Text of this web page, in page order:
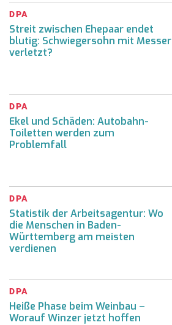
DPA
Streit zwischen Ehepaar endet
blutig: Schwiegersohn mit Messer
verletzt?
DPA
Ekel und Schäden: Autobahn-
Toiletten werden zum
Problemfall
DPA
Statistik der Arbeitsagentur: Wo
die Menschen in Baden-
Württemberg am meisten
verdienen
DPA
Heiße Phase beim Weinbau –
Worauf Winzer jetzt hoffen